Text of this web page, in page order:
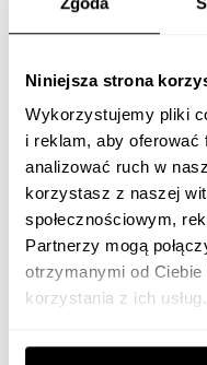
Niniejsza strona
Wykorzystujemy pliki
i reklam, aby oferować
analizować ruch w
korzystasz z naszej
społecznościowym,
Partnerzy mogą
otrzymanymi od
korzystania z ich usług.
Anna Mościcka ma
w Polkomtelu,
szkolenia z zakresu
Marcin Kubik